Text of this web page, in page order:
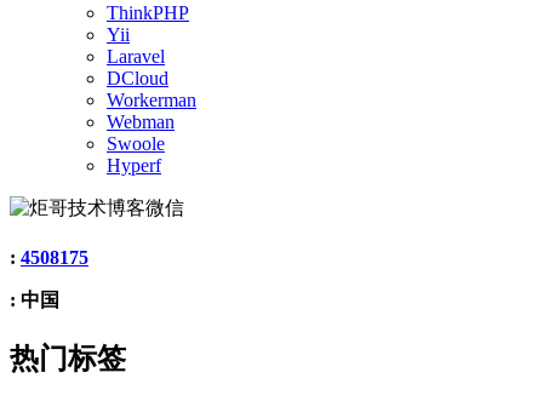
ThinkPHP
Yii
Laravel
DCloud
Workerman
Webman
Swoole
Hyperf
: 4508175
: 中国
热门标签